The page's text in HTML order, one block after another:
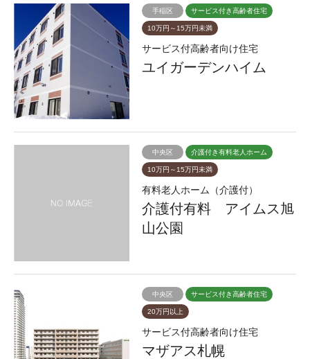
手稲区 サービス付き高齢者住宅
10万円～15万円未満
サービス付高齢者向け住宅
ユイガーデンハイム
中央区 介護付き有料老人ホーム
10万円～15万円未満
有料老人ホーム（介護付）
介護付有料 アイムス旭
山公園
中央区 サービス付き高齢者住宅
20万円以上
サービス付高齢者向け住宅
マザアス札幌